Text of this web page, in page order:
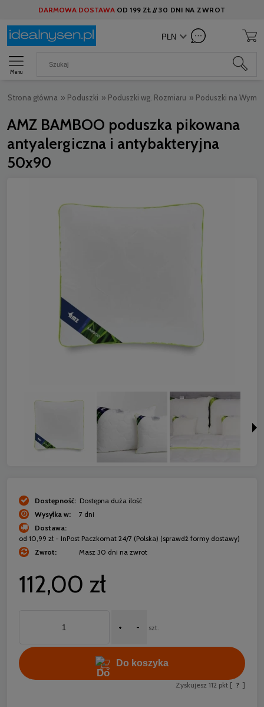
DARMOWA DOSTAWA OD 199 ZŁ //30 DNI NA ZWROT
Menu
Strona główna » Poduszki » Poduszki wg. Rozmiaru » Poduszki na
AMZ BAMBOO poduszka pikowana
antyalergiczna i antybakteryjna
50x90
Dostępność: Dostępna duża ilość
Wysyłka w:
7 dni
Dostawa:
od 10,99 zł - InPost Paczkomat 24/7 (Polska) (sprawdź formy dostawy)
Zwrot:
Masz 30 dni na zwrot
112,00 zł
+ - szt.
Do koszyka
Zyskujesz 112 pkt [ ? ]